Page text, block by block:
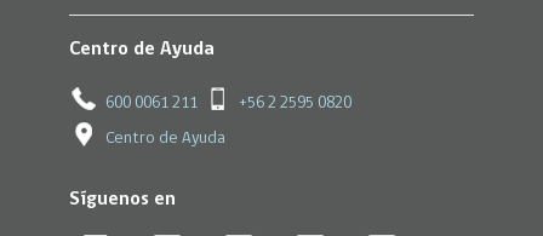
Centro de Ayuda
600 0061 211 +56 2 2595 0820
Centro de Ayuda
Síguenos en